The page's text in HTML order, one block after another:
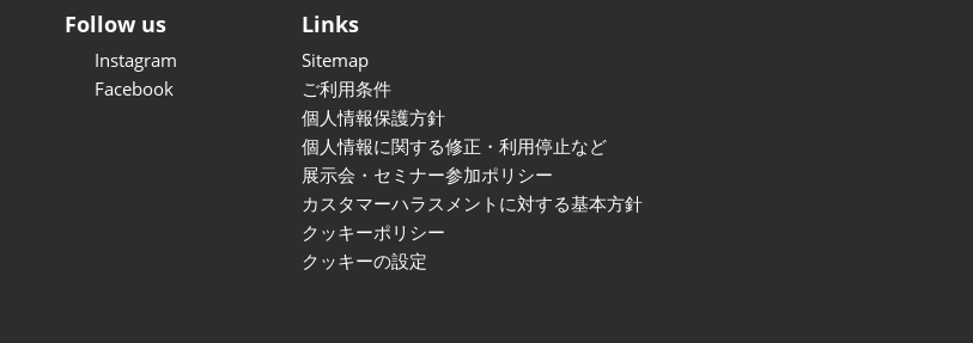
Follow us
Instagram
Facebook
Links
Sitemap
ご利用条件
個人情報保護方針
個人情報に関する修正・利用停止など
展示会・セミナー参加ポリシー
カスタマーハラスメントに対する基本方針
クッキーポリシー
クッキーの設定